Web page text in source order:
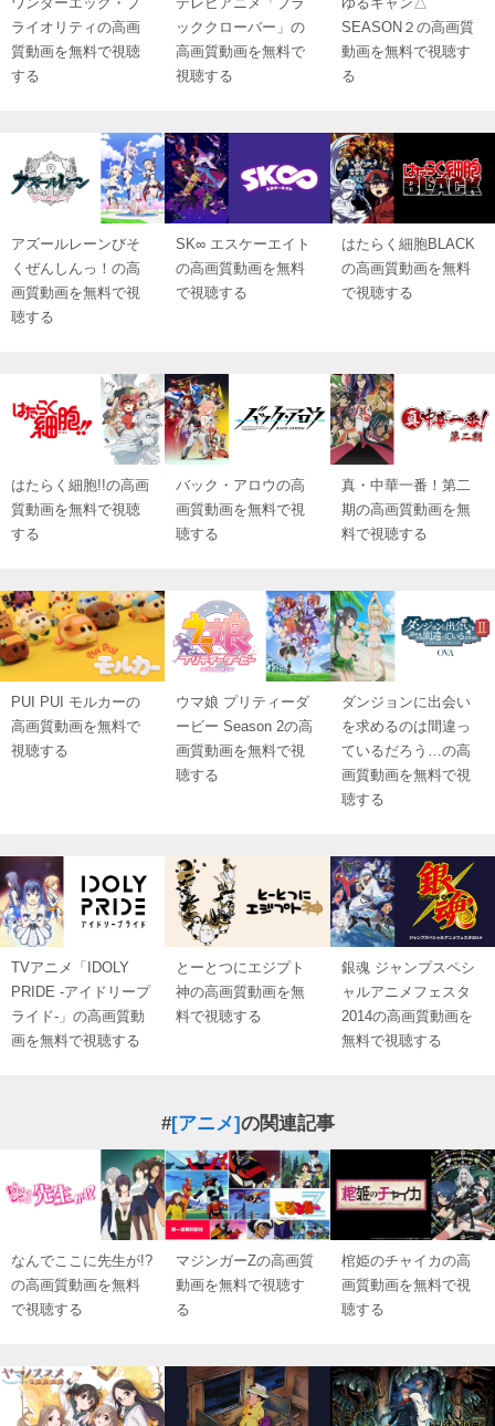
ワンダーエッグ・プ
ライオリティの高画
質動画を無料で視聴
する
テレビアニメ「ブラ
ッククローバー」の
高画質動画を無料で
視聴する
ゆるキャン△
SEASON２の高画質
動画を無料で視聴す
る
アズールレーンびそ
くぜんしんっ！の高
画質動画を無料で視
聴する
SK∞ エスケーエイト
の高画質動画を無料
で視聴する
はたらく細胞BLACK
の高画質動画を無料
で視聴する
はたらく細胞!!の高画
質動画を無料で視聴
する
バック・アロウの高
画質動画を無料で視
聴する
真・中華一番！第二
期の高画質動画を無
料で視聴する
PUI PUI モルカーの
高画質動画を無料で
視聴する
ウマ娘 プリティーダ
ービー Season 2の高
画質動画を無料で視
聴する
ダンジョンに出会い
を求めるのは間違っ
ているだろう…の高
画質動画を無料で視
聴する
TVアニメ「IDOLY
PRIDE -アイドリープ
ライド-」の高画質動
画を無料で視聴する
とーとつにエジプト
神の高画質動画を無
料で視聴する
銀魂 ジャンプスペシ
ャルアニメフェスタ
2014の高画質動画を
無料で視聴する
#[アニメ]の関連記事
なんでここに先生が!?
の高画質動画を無料
で視聴する
マジンガーZの高画質
動画を無料で視聴す
る
棺姫のチャイカの高
画質動画を無料で視
聴する